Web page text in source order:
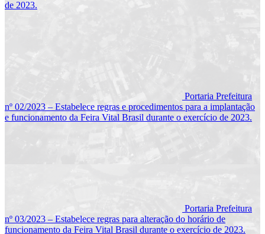
de 2023.
Portaria Prefeitura
nº 02/2023 – Estabelece regras e procedimentos para a implantação
e funcionamento da Feira Vital Brasil durante o exercício de 2023.
Portaria Prefeitura
nº 03/2023 – Estabelece regras para alteração do horário de
funcionamento da Feira Vital Brasil durante o exercício de 2023.